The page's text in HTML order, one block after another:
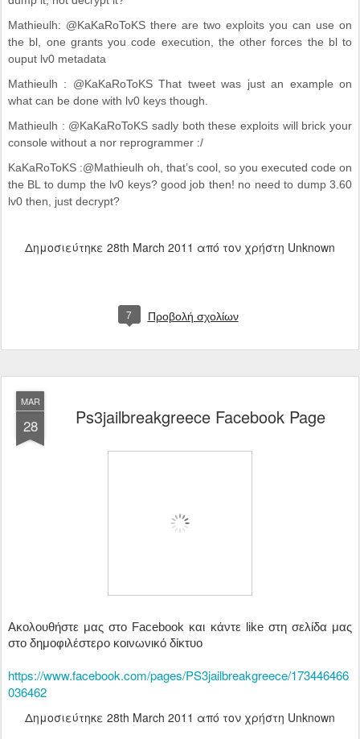
Mathieulh: @KaKaRoToKS there are two exploits you can use on
the bl, one grants you code execution, the other forces the bl to
ouput lv0 metadata
Mathieulh : @KaKaRoToKS That tweet was just an example on
what can be done with lv0 keys though.
Mathieulh : @KaKaRoToKS sadly both these exploits will brick your
console without a nor reprogrammer :/
KaKaRoToKS :@Mathieulh oh, that’s cool, so you executed code on
the BL to dump the lv0 keys? good job then! no need to dump 3.60
lv0 then, just decrypt?
Δημοσιεύτηκε 28th March 2011 από τον χρήστη Unknown
7 Προβολή σχολίων
MAR
28 Ps3jailbreakgreece Facebook Page
Ακολουθήστε μας στο Facebook και κάντε like στη σελίδα μας
στο δημοφιλέστερο κοινωνικό δίκτυο
https://www.facebook.com/pages/PS3jailbreakgreece/173446466
036462
Δημοσιεύτηκε 28th March 2011 από τον χρήστη Unknown